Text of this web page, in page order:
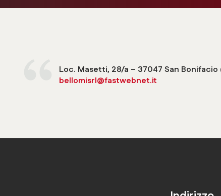
Loc. Masetti, 28/a – 37047 San Bonifacio
bellomisrl@fastwebnet.it